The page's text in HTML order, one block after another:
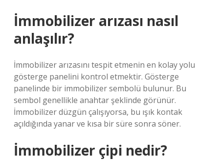
İmmobilizer arızası nasıl
anlaşılır?
İmmobilizer arızasını tespit etmenin en kolay yolu
gösterge panelini kontrol etmektir. Gösterge
panelinde bir immobilizer sembolü bulunur. Bu
sembol genellikle anahtar şeklinde görünür.
İmmobilizer düzgün çalışıyorsa, bu ışık kontak
açıldığında yanar ve kısa bir süre sonra söner.
İmmobilizer çipi nedir?